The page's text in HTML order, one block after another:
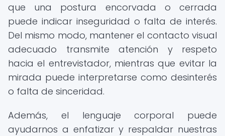
que una postura encorvada o cerrada
puede indicar inseguridad o falta de interés.
Del mismo modo, mantener el contacto visual
adecuado transmite atención y respeto
hacia el entrevistador, mientras que evitar la
mirada puede interpretarse como desinterés
o falta de sinceridad.
Además, el lenguaje corporal puede
ayudarnos a enfatizar y respaldar nuestras